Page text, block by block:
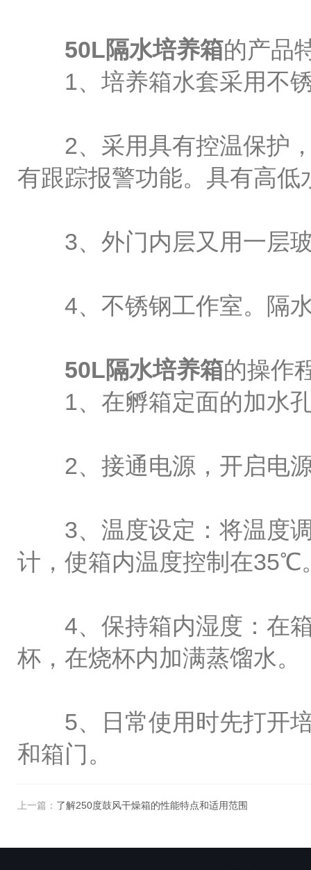
50L隔水培养箱的产品
1、培养箱水套采用不锈
2、采用具有控温保护，
有跟踪报警功能。具有高低
3、外门内层又用一层玻
4、不锈钢工作室。隔水
50L隔水培养箱的操作
1、在孵箱定面的加水孔
2、接通电源，开启电源
3、温度设定：将温度调
计，使箱内温度控制在35℃
4、保持箱内湿度：在箱
杯，在烧杯内加满蒸馏水。
5、日常使用时先打开培
和箱门。
上一篇： 了解250度鼓风干燥箱的性能特点和适用范围